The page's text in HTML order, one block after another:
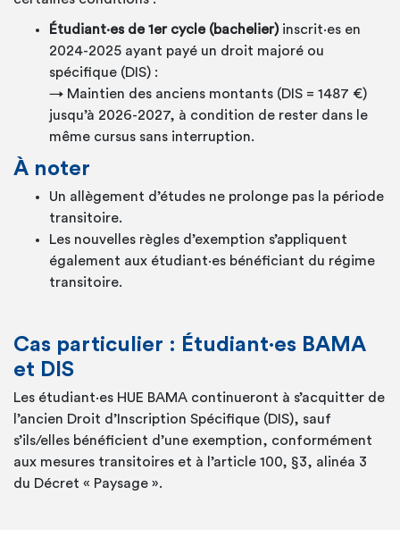
Étudiant·es de 1er cycle (bachelier) inscrit·es en
2024-2025 ayant payé un droit majoré ou
spécifique (DIS) :
→ Maintien des anciens montants (DIS = 1487 €)
jusqu’à 2026-2027, à condition de rester dans le
même cursus sans interruption.
À noter
Un allègement d’études ne prolonge pas la période
transitoire.
Les nouvelles règles d’exemption s’appliquent
également aux étudiant·es bénéficiant du régime
transitoire.
Cas particulier : Étudiant·es BAMA
et DIS
Les étudiant·es HUE BAMA continueront à s’acquitter de
l’ancien Droit d’Inscription Spécifique (DIS), sauf
s’ils/elles bénéficient d’une exemption, conformément
aux mesures transitoires et à l’article 100, §3, alinéa 3
du Décret « Paysage ».